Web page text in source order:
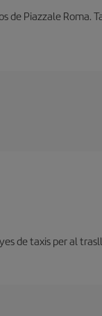
de Piazzale Roma.
de taxis per al